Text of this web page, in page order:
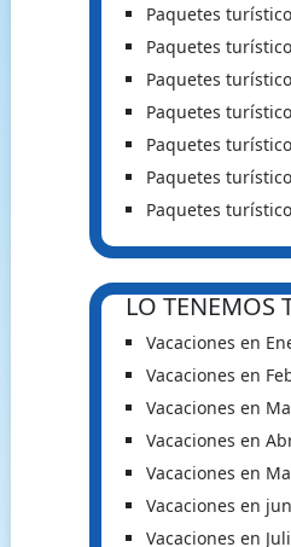
Paquetes
Paquetes
Paquetes
Paquetes
Paquetes
Paquetes
Paquetes
LO TENEMOS
Vacaciones en
Vacaciones en
Vacaciones en
Vacaciones en
Vacaciones en
Vacaciones en
Vacaciones en